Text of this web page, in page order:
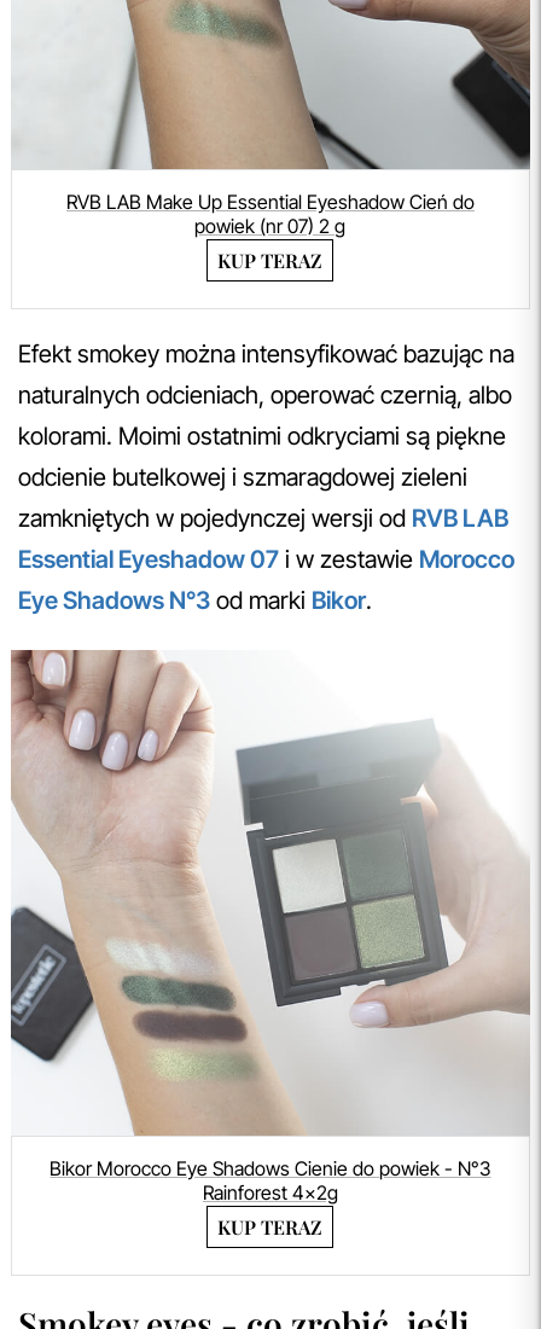
RVB LAB Make Up Essential Eyeshadow Cień do
powiek (nr 07) 2 g
KUP TERAZ
Efekt smokey można intensyfikować bazując na
naturalnych odcieniach, operować czernią, albo
kolorami. Moimi ostatnimi odkryciami są piękne
odcienie butelkowej i szmaragdowej zieleni
zamkniętych w pojedynczej wersji od RVB LAB
Essential Eyeshadow 07 i w zestawie Morocco
Eye Shadows N°3 od marki Bikor.
Bikor Morocco Eye Shadows Cienie do powiek - N°3
Rainforest 4x2g
KUP TERAZ